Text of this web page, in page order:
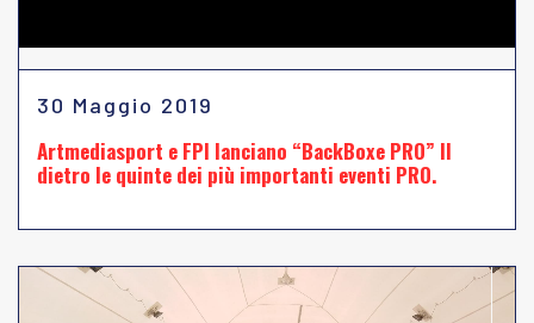
30 Maggio 2019
Artmediasport e FPI lanciano “BackBoxe PRO” Il
dietro le quinte dei più importanti eventi PRO.